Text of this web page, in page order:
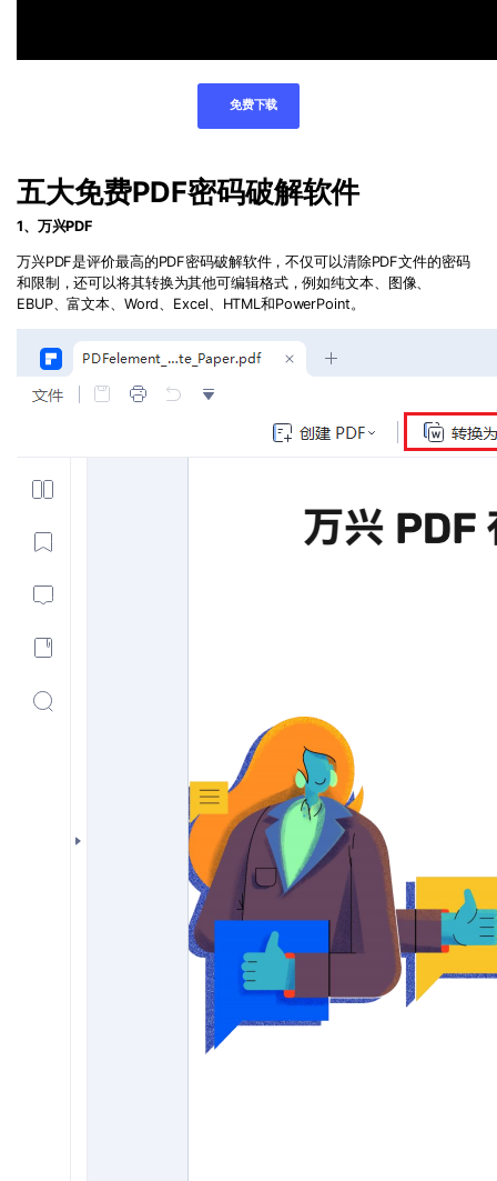
免费下载
五大免费PDF密码破解软件
1、 万兴PDF
万兴PDF是评价最高的PDF密码破解软件，不仅可以清除PDF文件的密码
和限制，还可以将其转换为其他可编辑格式，例如纯文本、图像、
EBUP、富文本、 Word Excel HTML 和PowerPoint 。